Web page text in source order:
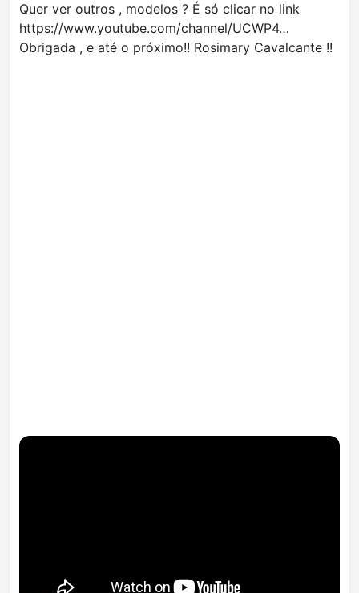
Quer ver outros , modelos ? É só clicar no link
https://www.youtube.com/channel/UCWP4…
Obrigada , e até o próximo!! Rosimary Cavalcante !!